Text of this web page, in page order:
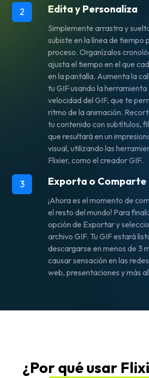
2 Edita y Personaliza
Simplemente arrastra y
subiste en la línea de tiempo
proceso. Organízalos
ajusta el tiempo en el que
en la pantalla. Aumenta la
tu GIF usando la
velocidad del GIF, que te
ritmo de la animación.
tu contenido con subtítulos,
que resultará en un
visual, utilizando las
Flixier, como el creador GIF.
3 Exporta o Comparte
¡Ahora es el momento de
el resto del mundo! Para
opción de Exportar y
archivo GIF. Tu GIF estará
descargarse en menos de 3
causar sensación en las
web, presentaciones y más
¿Por qué usar